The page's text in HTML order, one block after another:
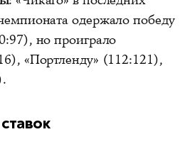
одержало победу
но проиграло
«Портленду» (112:121),